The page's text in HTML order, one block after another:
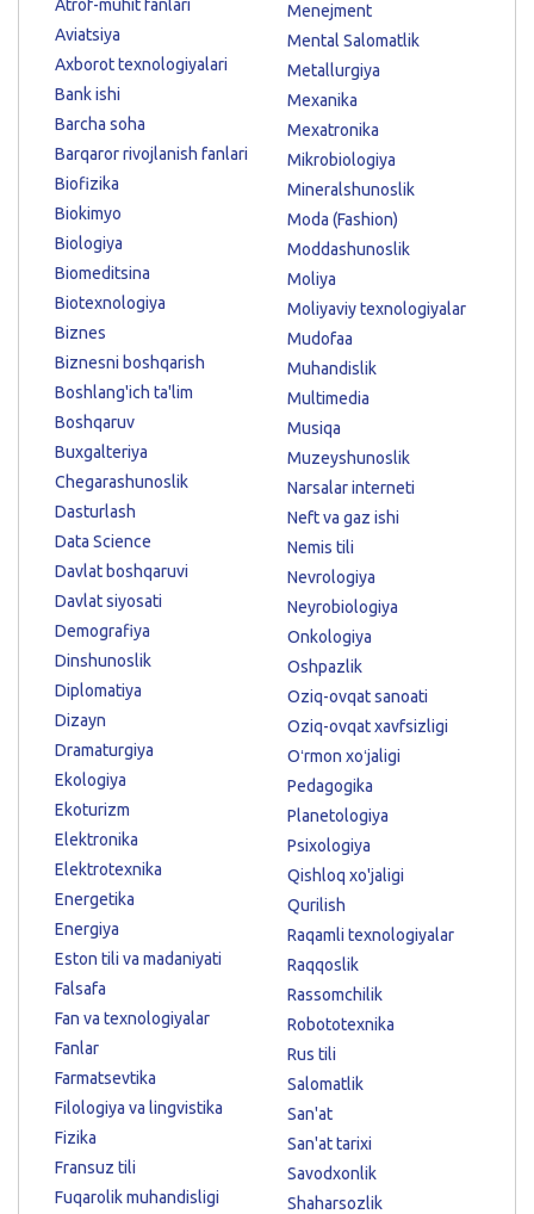
Atrof-muhit fanlari
Aviatsiya
Axborot texnologiyalari
Bank ishi
Barcha soha
Barqaror rivojlanish fanlari
Biofizika
Biokimyo
Biologiya
Biomeditsina
Biotexnologiya
Biznes
Biznesni boshqarish
Boshlang'ich ta'lim
Boshqaruv
Buxgalteriya
Chegarashunoslik
Dasturlash
Data Science
Davlat boshqaruvi
Davlat siyosati
Demografiya
Dinshunoslik
Diplomatiya
Dizayn
Dramaturgiya
Ekologiya
Ekoturizm
Elektronika
Elektrotexnika
Energetika
Energiya
Eston tili va madaniyati
Falsafa
Fan va texnologiyalar
Fanlar
Farmatsevtika
Filologiya va lingvistika
Fizika
Fransuz tili
Fuqarolik muhandisligi
Menejment
Mental Salomatlik
Metallurgiya
Mexanika
Mexatronika
Mikrobiologiya
Mineralshunoslik
Moda (Fashion)
Moddashunoslik
Moliya
Moliyaviy texnologiyalar
Mudofaa
Muhandislik
Multimedia
Musiqa
Muzeyshunoslik
Narsalar interneti
Neft va gaz ishi
Nemis tili
Nevrologiya
Neyrobiologiya
Onkologiya
Oshpazlik
Oziq-ovqat sanoati
Oziq-ovqat xavfsizligi
Oʻrmon xoʻjaligi
Pedagogika
Planetologiya
Psixologiya
Qishloq xo'jaligi
Qurilish
Raqamli texnologiyalar
Raqqoslik
Rassomchilik
Robototexnika
Rus tili
Salomatlik
San'at
San'at tarixi
Savodxonlik
Shaharsozlik